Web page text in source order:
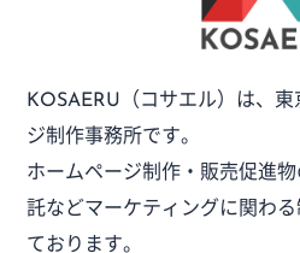
KOSAERU （コサエル）は、
ジ制作事務所です。
ホームページ制作・販売促進
託などマーケティングに関わ
ております。